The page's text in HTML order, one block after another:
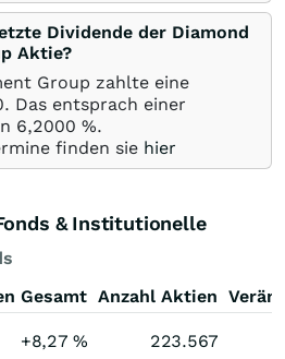
Dividende der Diamond
Aktie?
Group zahlte eine
Das entsprach einer
6,2000 %.
finden sie hier
& Institutionelle
Gesamt Anzahl Aktien
+8,27% 223.567